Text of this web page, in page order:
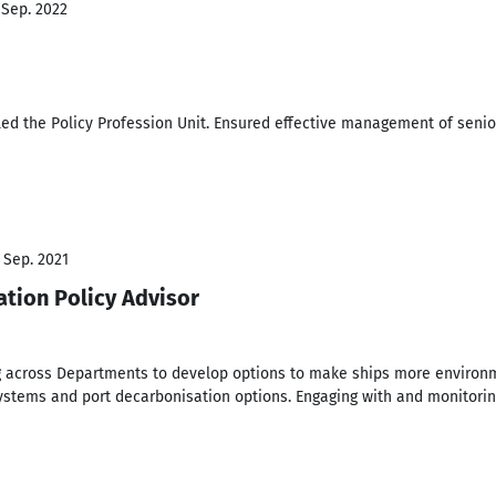
2022
the Policy Profession Unit. Ensured effective management of
2021
Policy Advisor
Departments to develop options to make ships more
and port decarbonisation options. Engaging with and